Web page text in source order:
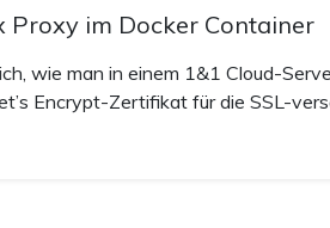
Proxy im Docker Container
wie man in einem 1&1 Cloud-
Encrypt-Zertifikat für die SSL-